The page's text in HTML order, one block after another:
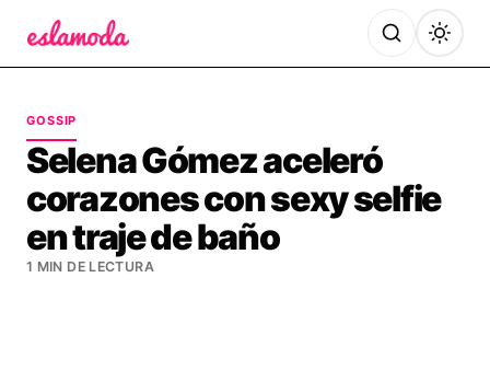
GOSSIP
Selena Gómez aceleró
corazones con sexy selfie
en traje de baño
1 MIN DE LECTURA